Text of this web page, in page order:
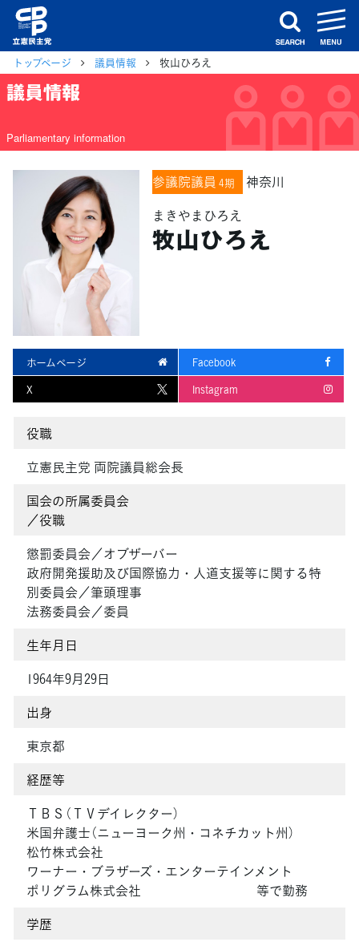
search
トップページ 議員情報 牧山ひろえ
議員情報
Parliamentary information
参議院議員 4期
神奈川
まきやまひろえ
牧山ひろえ
ホームページ
Facebook
X
Instagram
役職
立憲民主党 両院議員総会長
国会の所属委員会
／役職
懲罰委員会／オブザーバー
政府開発援助及び国際協力・人道支援等に関する特
別委員会／筆頭理事
法務委員会／委員
生年月日
1964年9月29日
出身
東京都
経歴等
ＴＢＳ（ＴＶデイレクター）
米国弁護士（ニューヨーク州・コネチカット州）
松竹株式会社
ワーナー・ブラザーズ・エンターテインメント
ポリグラム株式会社 等で勤務
学歴